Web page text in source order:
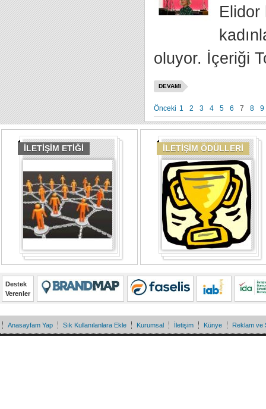
Elidor
oluyor. İçeriği
DEVAMI
Önceki 1 2 3 4 5 6 7 8 9
İLETİŞİM ETİĞİ İLETİŞİM ÖDÜLLERİ
Destek
Verenler
Anasayfam Yap Sık Kullanılanlara Ekle Kurumsal İletişim Künye Reklam ve